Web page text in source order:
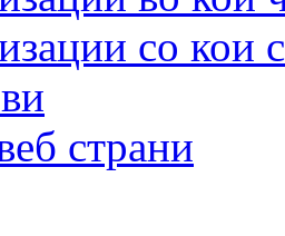
со кои
страни